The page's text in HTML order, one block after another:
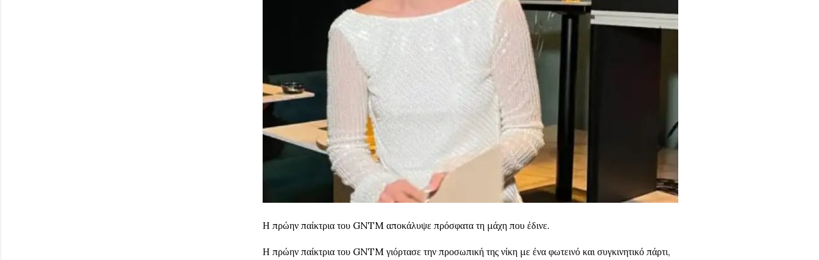
Η πρώην παίκτρια του GNTM αποκάλυψε πρόσφατα τη μάχη που έδινε.
Η πρώην παίκτρια του GNTM γιόρτασε την προσωπική της νίκη με ένα φωτεινό και συγκινητικό πάρτι,